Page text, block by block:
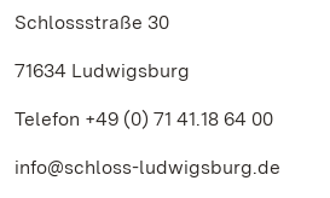
Schlossstraße 30
71634 Ludwigsburg
Telefon +49 (0) 71 41.18 64 00
info@schloss-ludwigsburg.de